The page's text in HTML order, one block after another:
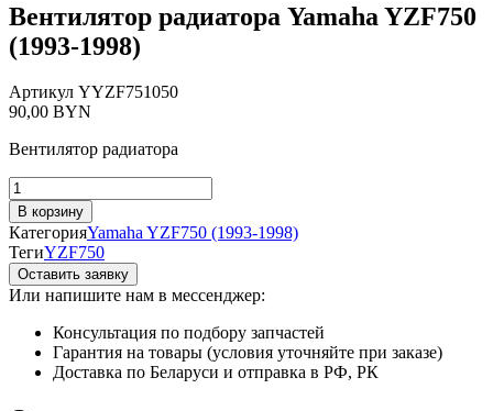
Вентилятор радиатора Yamaha YZF750
(1993-1998)
Артикул YYZF751050
90,00 BYN
Вентилятор радиатора
Количество
товара
Вентилятор
радиатора
Yamaha
YZF750
(1993-
В корзину
КатегорияYamaha YZF750 (1993-1998)
ТегиYZF750
Оставить заявку
Или напишите нам в мессенджер:
Консультация по подбору запчастей
Гарантия на товары (условия уточняйте при заказе)
Доставка по Беларуси и отправка в РФ, РК